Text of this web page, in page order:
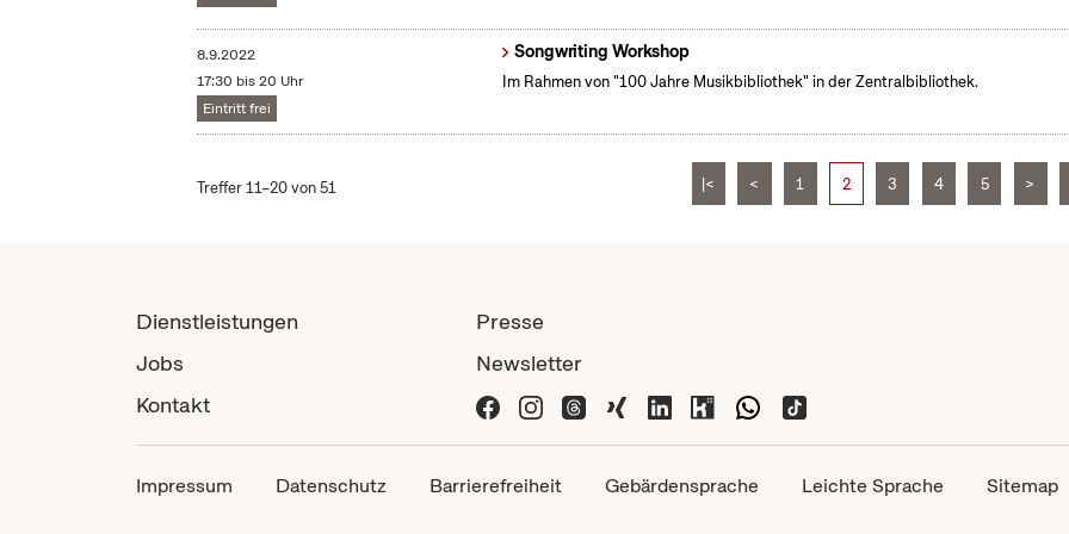
8.9.2022
17:30 bis 20 Uhr
Eintritt frei
Songwriting Workshop
Im Rahmen von "100 Jahre Musikbibliothek" in der Zentralbibliothek.
Treffer 11–20 von 51 |< < 1 2 3 4 5 >
Dienstleistungen
Jobs
Kontakt
Presse
Newsletter
Impressum Datenschutz Barrierefreiheit Gebärdensprache Leichte Sprache Sitemap